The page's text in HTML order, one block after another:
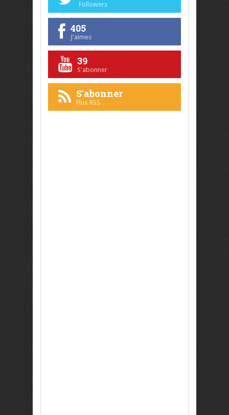
Followers
405
J'aimes
39
S'abonner
S'abonner
Flux RSS